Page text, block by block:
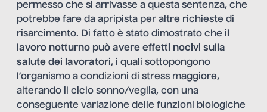
permesso che si arrivasse a questa sentenza, che
potrebbe fare da apripista per altre richieste di
risarcimento. Di fatto è stato dimostrato che il
lavoro notturno può avere effetti nocivi sulla
salute dei lavoratori, i quali sottopongono
l’organismo a condizioni di stress maggiore,
alterando il ciclo sonno/veglia, con una
conseguente variazione delle funzioni biologiche